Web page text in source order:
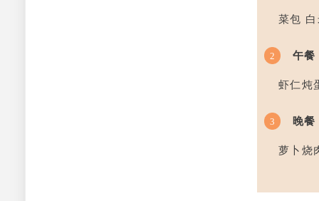
菜包
2 午餐
虾仁炖
3 晚餐
萝卜烧